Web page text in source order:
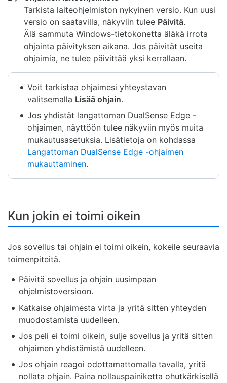
Tarkista laiteohjelmiston nykyinen versio. Kun uusi
versio on saatavilla, näkyviin tulee Päivitä.
Älä sammuta Windows-tietokonetta äläkä irrota
ohjainta päivityksen aikana. Jos päivität useita
ohjaimia, ne tulee päivittää yksi kerrallaan.
Voit tarkistaa ohjaimesi yhteystavan
valitsemalla Lisää ohjain.
Jos yhdistät langattoman DualSense Edge -
ohjaimen, näyttöön tulee näkyviin myös muita
mukautusasetuksia. Lisätietoja on kohdassa
Langattoman DualSense Edge -ohjaimen
mukauttaminen.
Kun jokin ei toimi oikein
Jos sovellus tai ohjain ei toimi oikein, kokeile seuraavia
toimenpiteitä.
Päivitä sovellus ja ohjain uusimpaan
ohjelmistoversioon.
Katkaise ohjaimesta virta ja yritä sitten yhteyden
muodostamista uudelleen.
Jos peli ei toimi oikein, sulje sovellus ja yritä sitten
ohjaimen yhdistämistä uudelleen.
Jos ohjain reagoi odottamattomalla tavalla, yritä
nollata ohjain. Paina nollauspainiketta ohutkärkisellä